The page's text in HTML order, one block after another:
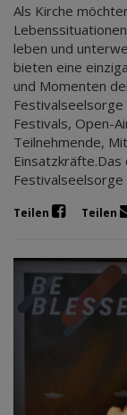
Als Kirche
leben und
bieten eine
und Momenten
Festivalseelsorge
Festivals, Open-
Teilnehmende,
Festivalseelsorge
Teilen Teilen